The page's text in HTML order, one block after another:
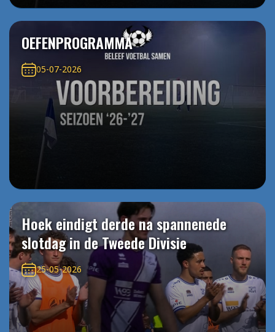
OEFENPROGRAMMA
05-07-2026
Hoek eindigt derde na spannenede
slotdag in de Tweede Divisie
25-05-2026